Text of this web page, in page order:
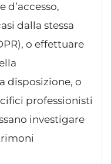
d’accesso,
dalla stessa
o effettuare
disposizione, o
professionisti
investigare